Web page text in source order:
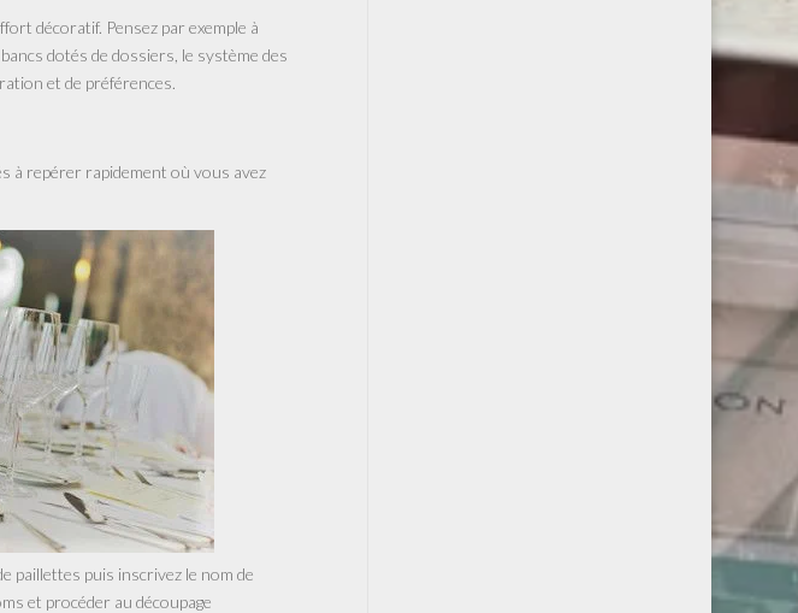
décoratif. Pensez par exemple à
dotés de dossiers, le système des
et de préférences.
à repérer rapidement où vous avez
paillettes puis inscrivez le nom de
et procéder au découpage